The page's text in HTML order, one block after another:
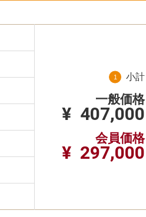
小計
一般価格
¥ 407,000
会員価格
¥ 297,000